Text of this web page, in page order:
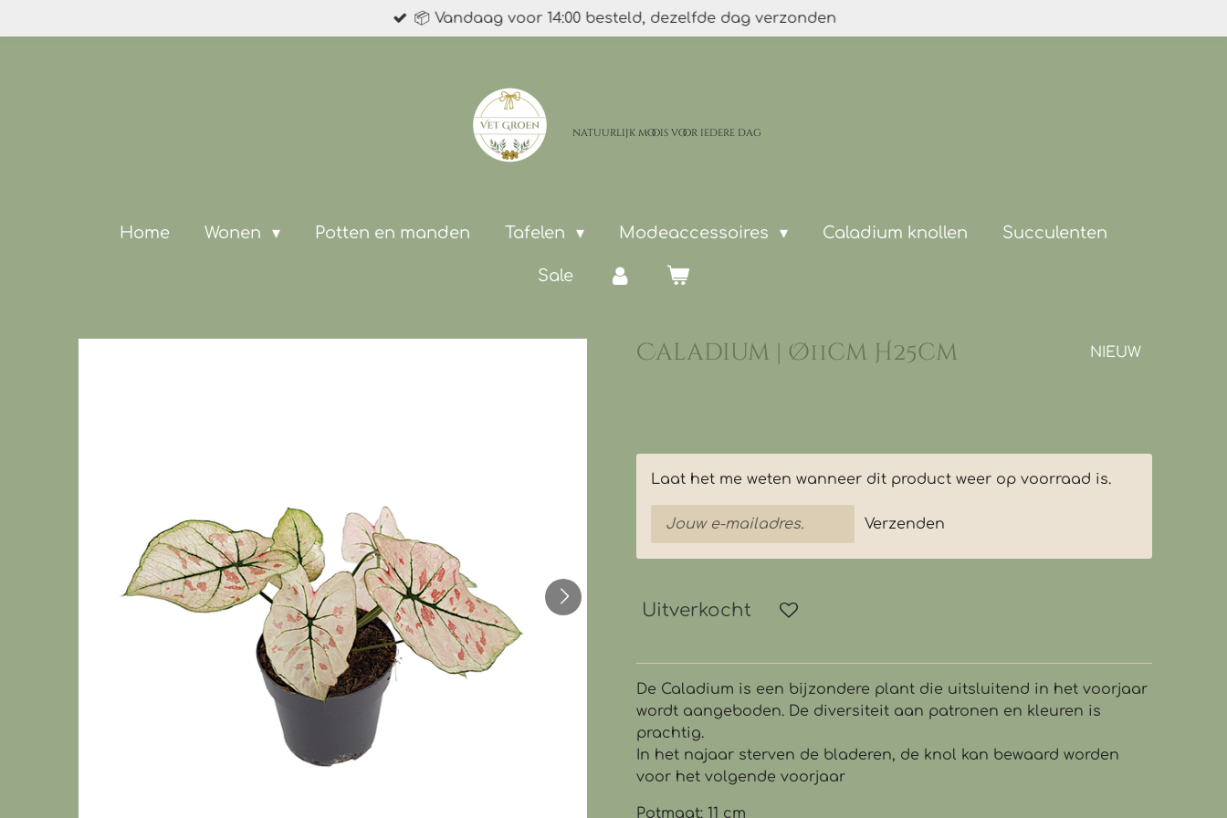
direct
📦 Vandaag voor 14:00 besteld, dezelfde dag verzonden
natuurlijk moois voor iedere dag
Home Wonen Potten en manden Tafelen Modeaccessoires Caladium knollen Succulenten
Sale
Caladium | Ø11cm H25cm NIEUW
Laat het me weten wanneer dit product weer op voorraad is.
Verzenden
Uitverkocht
De Caladium is een bijzondere plant die uitsluitend in het voorjaar
wordt aangeboden. De diversiteit aan patronen en kleuren is
prachtig.
In het najaar sterven de bladeren, de knol kan bewaard worden
voor het volgende voorjaar
Potmaat: 11 cm